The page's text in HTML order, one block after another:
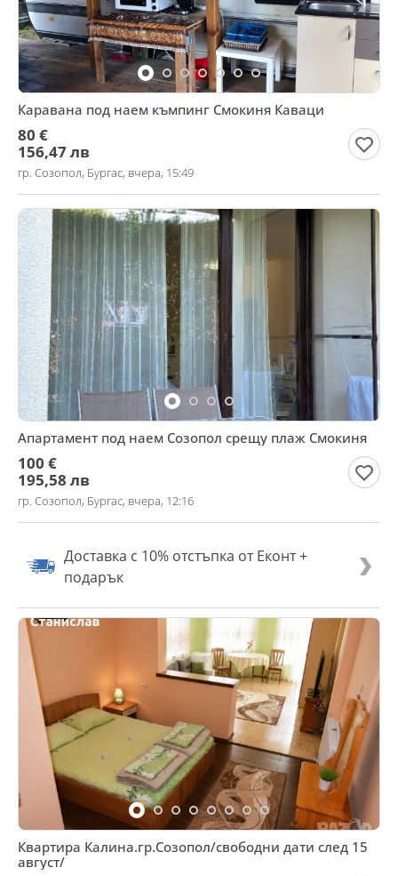
Каравана под наем къмпинг Смокиня Каваци
80 €
156,47 лв
гр. Созопол, Бургас, вчера, 15:49
Апартамент под наем Созопол срещу плаж Смокиня
100 €
195,58 лв
гр. Созопол, Бургас, вчера, 12:16
Доставка с 10% отстъпка от Еконт +
подарък
Квартира Калина.гр.Созопол/свободни дати след 15
август/